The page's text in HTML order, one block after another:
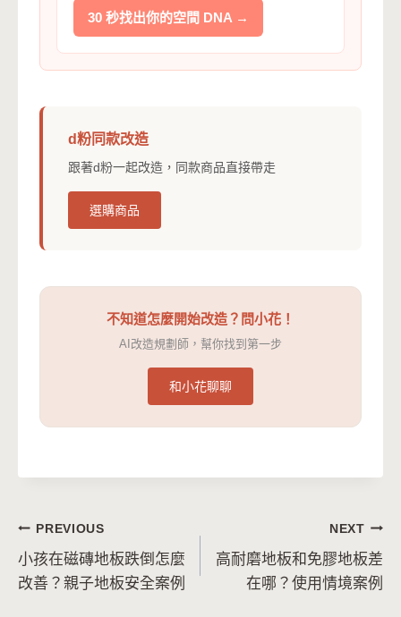
30 秒找出你的空間 DNA →
d粉同款改造
跟著d粉一起改造，同款商品直接帶走
選購商品
不知道怎麼開始改造？問小花！
AI改造規劃師，幫你找到第一步
和小花聊聊
文
章
PREVIOUS
小孩在磁磚地板跌倒怎麼
改善？親子地板安全案例
NEXT
高耐磨地板和免膠地板差
在哪？使用情境案例